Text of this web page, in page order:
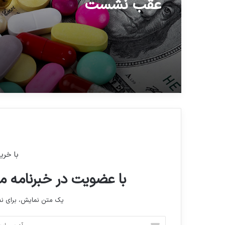
عقب نشست
هدف‌گذاری پزشکی
اورانیوم ۶۰ درصد
با
با عضویت در خبرنامه
یک متن نمایش،